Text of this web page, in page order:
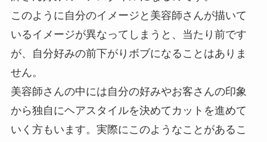
このように自分のイメージと美容師さんが描いて
いるイメージが異なってしまうと、当たり前です
が、自分好みの前下がりボブになることはありま
せん。
美容師さんの中には自分の好みやお客さんの印象
から独自にヘアスタイルを決めてカットを進めて
いく方もいます。実際にこのようなことがあるこ